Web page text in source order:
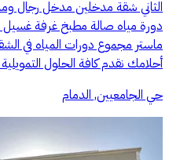
الثاني شقة مدخلين مدخل
دورة مياه صالة مطبخ غرفة
ماستر مجموع دورات المياه في
أحلامك نقدم كافة الحلول
حي الجامعيين, الدمام